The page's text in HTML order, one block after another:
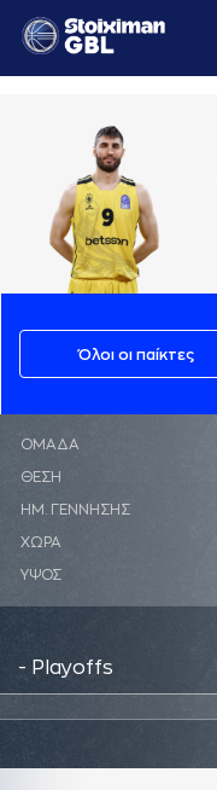
Όλοι οι παίκτες
ΟΜΑΔΑ
ΘΕΣΗ
ΗΜ. ΓΕΝΝΗΣΗΣ
ΧΩΡΑ
ΥΨΟΣ
- Playoffs